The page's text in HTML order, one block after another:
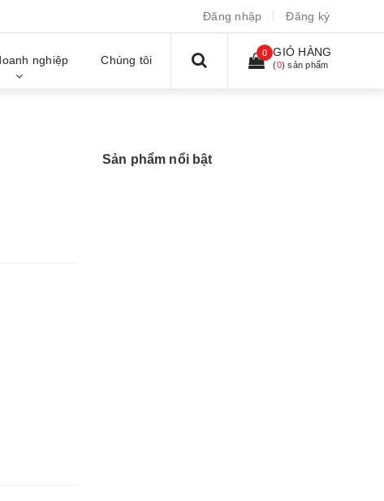
Đăng nhập Đăng ký
nghiệp Chúng tôi
0 GIỎ HÀNG
(0) sản phẩm
Sản phẩm nổi bật